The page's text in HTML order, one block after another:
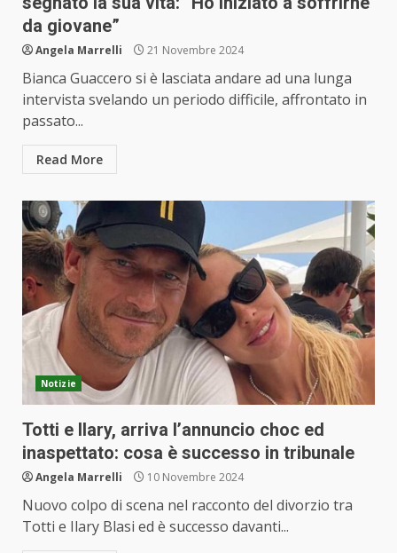
da giovane”
Angela Marrelli 21 Novembre 2024
Bianca Guaccero si è lasciata andare ad una lunga
intervista svelando un periodo difficile, affrontato in
passato...
Read More
Notizie
Totti e Ilary, arriva l’annuncio choc ed
inaspettato: cosa è successo in tribunale
Angela Marrelli 10 Novembre 2024
Nuovo colpo di scena nel racconto del divorzio tra
Totti e Ilary Blasi ed è successo davanti...